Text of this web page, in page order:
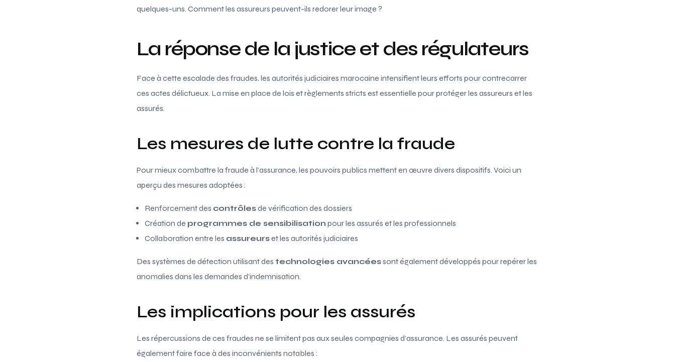
quelques-uns. Comment les assureurs peuvent-ils redorer leur image ?
La réponse de la justice et des régulateurs
Face à cette escalade des fraudes, les autorités judiciaires marocaine intensifient leurs efforts pour contrecarrer
ces actes délictueux. La mise en place de lois et règlements stricts est essentielle pour protéger les assureurs et les
assurés.
Les mesures de lutte contre la fraude
Pour mieux combattre la fraude à l’assurance, les pouvoirs publics mettent en œuvre divers dispositifs. Voici un
aperçu des mesures adoptées :
Renforcement des contrôlesde vérification des dossiers
Création de programmes de sensibilisation pour les assurés et les professionnels
Collaboration entre les assureurset les autorités judiciaires
Des systèmes de détection utilisant des technologies avancéessont également développés pour repérer les
anomalies dans les demandes d’indemnisation.
Les implications pour les assurés
Les répercussions de ces fraudes ne se limitent pas aux seules compagnies d’assurance. Les assurés peuvent
également faire face à des inconvénients notables :